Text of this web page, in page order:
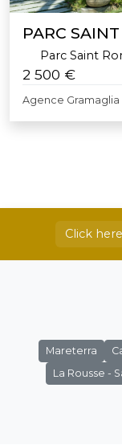
PARC
Parc Saint
2 500 €
Agence Gramaglia
Click
Mareterra
La Rousse -